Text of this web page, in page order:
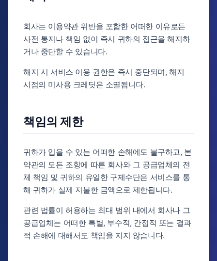
회사는 이용약관 위반을 포함한 어떠한 이유로든
사전 통지나 책임 없이 즉시 귀하의 접근을 해지하
거나 중단할 수 있습니다.
해지 시 서비스 이용 권한은 즉시 중단되며, 해지
시점의 미사용 크레딧은 소멸됩니다.
책임의 제한
귀하가 입을 수 있는 어떠한 손해에도 불구하고, 본
약관의 모든 조항에 따른 회사와 그 공급업체의 전
체 책임 및 귀하의 유일한 구제수단은 서비스를 통
해 귀하가 실제 지불한 금액으로 제한됩니다.
관련 법률이 허용하는 최대 범위 내에서 회사나 그
공급업체는 어떠한 특별, 부수적, 간접적 또는 결과
적 손해에 대해서도 책임을 지지 않습니다.